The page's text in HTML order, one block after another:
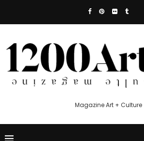
Magazine Art + Culture